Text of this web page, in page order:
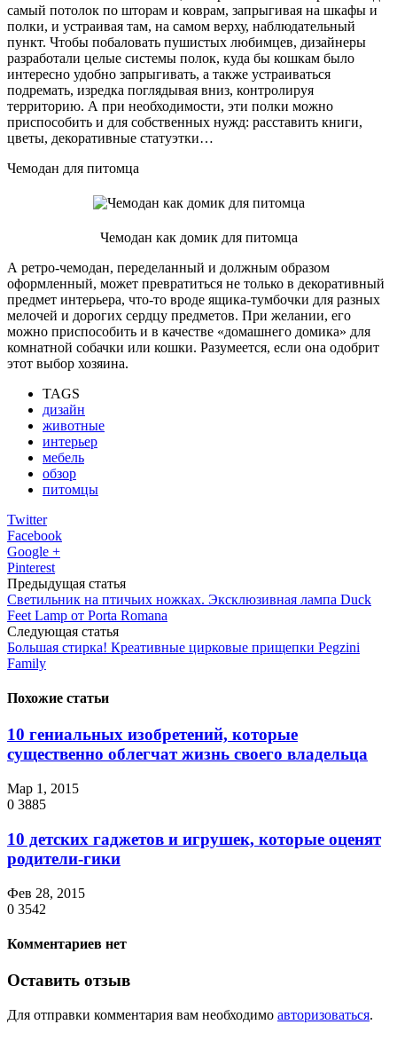
самый потолок по шторам и коврам, запрыгивая на шкафы и
полки, и устраивая там, на самом верху, наблюдательный
пункт. Чтобы побаловать пушистых любимцев, дизайнеры
разработали целые системы полок, куда бы кошкам было
интересно удобно запрыгивать, а также устраиваться
подремать, изредка поглядывая вниз, контролируя
территорию. А при необходимости, эти полки можно
приспособить и для собственных нужд: расставить книги,
цветы, декоративные статуэтки…
Чемодан для питомца
Чемодан как домик для питомца
А ретро-чемодан, переделанный и должным образом
оформленный, может превратиться не только в декоративный
предмет интерьера, что-то вроде ящика-тумбочки для разных
мелочей и дорогих сердцу предметов. При желании, его
можно приспособить и в качестве «домашнего домика» для
комнатной собачки или кошки. Разумеется, если она одобрит
этот выбор хозяина.
TAGS
дизайн
животные
интерьер
мебель
обзор
питомцы
Twitter
Facebook
Google +
Pinterest
Предыдущая статья
Светильник на птичьих ножках. Эксклюзивная лампа Duck
Feet Lamp от Porta Romana
Следующая статья
Большая стирка! Креативные цирковые прищепки Pegzini
Family
Похожие статьи
10 гениальных изобретений, которые
существенно облегчат жизнь своего владельца
Мар 1, 2015
0 3885
10 детских гаджетов и игрушек, которые оценят
родители-гики
Фев 28, 2015
0 3542
Комментариев нет
Оставить отзыв
Для отправки комментария вам необходимо авторизоваться.